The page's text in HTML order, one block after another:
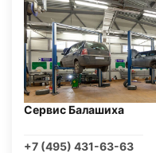
Сервис Балашиха
+7 (495) 431-63-63